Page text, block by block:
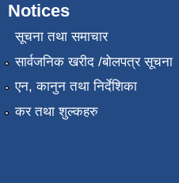
Notices
सूचना तथा समाचार
सार्वजनिक खरीद /बोलपत्र सूचना
एन, कानुन तथा निर्देशिका
कर तथा शुल्कहरु